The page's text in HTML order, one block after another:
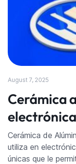
August 7, 2025
Cerámica
Cerámica de
utiliza en
únicas que le